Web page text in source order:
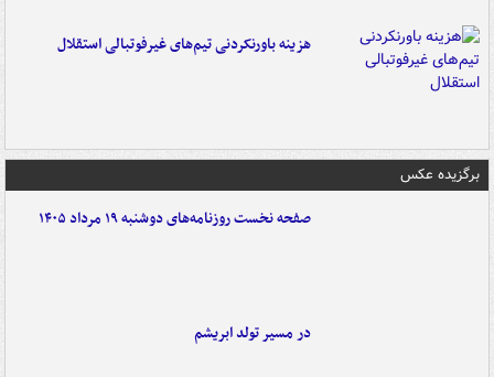
هزینه باورنکردنی تیم‌های غیرفوتبالی استقلال
برگزیده عکس
صفحه نخست روزنامه‌های دوشنبه ۱۹ مرداد ۱۴۰۵
در مسیر تولد ابریشم